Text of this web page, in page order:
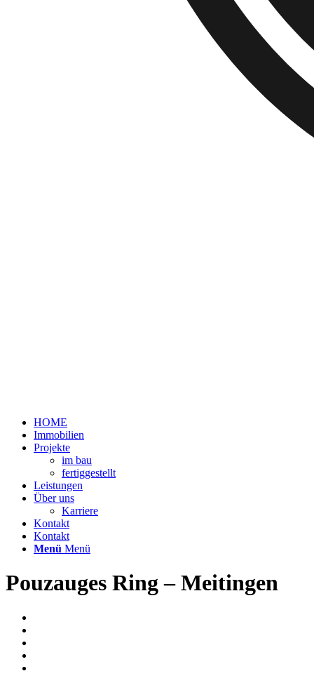
HOME
Immobilien
Projekte
im bau
fertiggestellt
Leistungen
Über uns
Karriere
Kontakt
Kontakt
Menü Menü
Pouzauges Ring – Meitingen